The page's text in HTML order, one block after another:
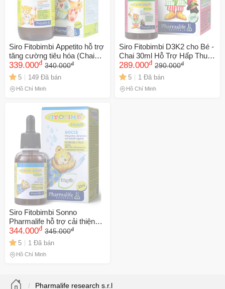
Siro Fitobimbi Appetito hỗ trợ
tăng cường tiêu hóa (Chai
200ml)
339.000đ 340.000đ
5 149 Đã bán
Hồ Chí Minh
Siro Fitobimbi D3K2 cho Bé -
Chai 30ml Hỗ Trợ Hấp Thu
Canxi, Giúp Xương Răng
Chắc Khỏe, Vitamin D3 và
K2 Bổ Sung
289.000đ 290.000đ
5 1 Đã bán
Hồ Chí Minh
Siro Fitobimbi Sonno
Pharmalife hỗ trợ cải thiện
giấc ngủ (30ml)
344.000đ 345.000đ
5 1 Đã bán
Hồ Chí Minh
Pharmalife research s.r.l